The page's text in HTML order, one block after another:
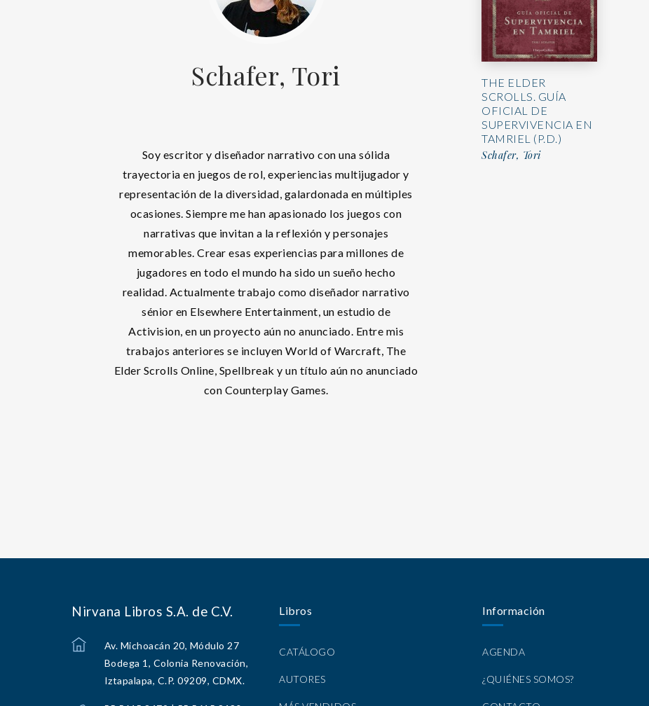
Schafer, Tori
Soy escritor y diseñador narrativo con una sólida
trayectoria en juegos de rol, experiencias multijugador y
representación de la diversidad, galardonada en múltiples
ocasiones. Siempre me han apasionado los juegos con
narrativas que invitan a la reflexión y personajes
memorables. Crear esas experiencias para millones de
jugadores en todo el mundo ha sido un sueño hecho
realidad. Actualmente trabajo como diseñador narrativo
sénior en Elsewhere Entertainment, un estudio de
Activision, en un proyecto aún no anunciado. Entre mis
trabajos anteriores se incluyen World of Warcraft, The
Elder Scrolls Online, Spellbreak y un título aún no anunciado
con Counterplay Games.
THE ELDER
SCROLLS. GUÍA
OFICIAL DE
SUPERVIVENCIA EN
TAMRIEL (P.D.)
Schafer, Tori
Nirvana Libros S.A. de C.V.
Av. Michoacán 20, Módulo 27
Bodega 1, Colonia Renovación,
Iztapalapa, C.P. 09209, CDMX.
Libros
CATÁLOGO
AUTORES
Información
AGENDA
¿QUIÉNES SOMOS?